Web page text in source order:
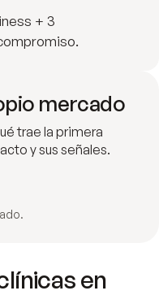
+ 3
mercado
trae la primera
y sus señales.
en